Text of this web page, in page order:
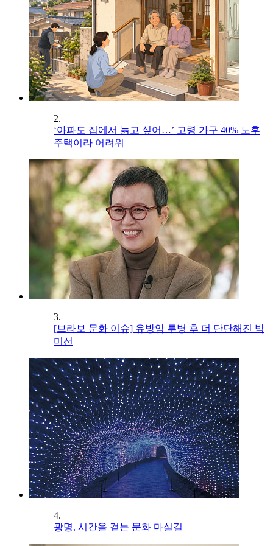
2.
‘아파도 집에서 늙고 싶어…’ 고령 가구 40% 노후
주택이라 어려워
3.
[브라보 문화 이슈] 유방암 투병 후 더 단단해진 박
미선
4.
광명, 시간을 걷는 문화 마실길